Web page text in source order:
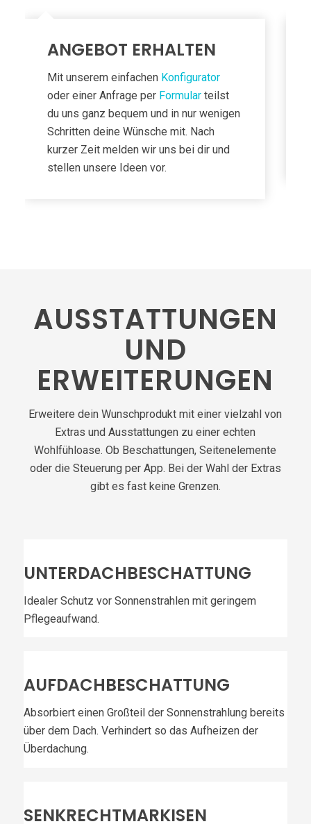
ANGEBOT ERHALTEN
Mit unserem einfachen Konfigurator
oder einer Anfrage per Formularteilst
du uns ganz bequem und in nur wenigen
Schritten deine Wünsche mit. Nach
kurzer Zeit melden wir uns bei dir und
stellen unsere Ideen vor.
AUSSTATTUNGEN
UND
ERWEITERUNGEN
Erweitere dein Wunschprodukt mit einer vielzahl von
Extras und Ausstattungen zu einer echten
Wohlfühloase. Ob Beschattungen, Seitenelemente
oder die Steuerung per App. Bei der Wahl der Extras
gibt es fast keine Grenzen.
UNTERDACHBESCHATTUNG
Idealer Schutz vor Sonnenstrahlen mit geringem
Pflegeaufwand.
AUFDACHBESCHATTUNG
Absorbiert einen Großteil der Sonnenstrahlung bereits
über dem Dach. Verhindert so das Aufheizen der
Überdachung.
SENKRECHTMARKISEN